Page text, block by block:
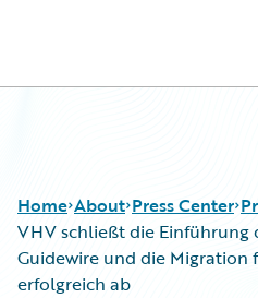
Home About Press Center
VHV schließt die Einführung
Guidewire und die Migration
erfolgreich ab